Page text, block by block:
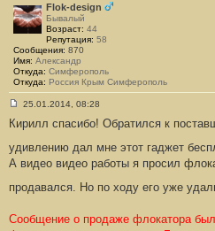
Flok-design
Бывалый
Возраст: 44
Репутация: 58
Сообщения: 870
Имя: Александр
Откуда: Симферополь
Откуда: Россия Крым Симферополь
о
о
б
щ
е
и
1
25.01.2014, 08:28
Кирилл спасибо! Обратился к
удивлению дал мне этот гаджет
А видео видео работы я просил
продавался. Но по ходу его уже
Сообщение о продаже флокатора